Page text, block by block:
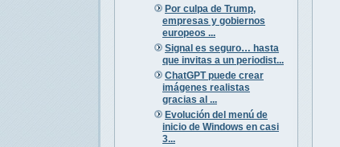
Por culpa de Trump,
empresas y gobiernos
europeos ...
Signal es seguro… hasta
que invitas a un periodist...
ChatGPT puede crear
imágenes realistas
gracias al ...
Evolución del menú de
inicio de Windows en casi
3...